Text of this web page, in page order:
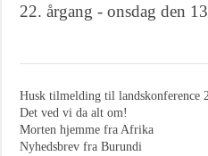
22. årgang - onsdag den
Husk tilmelding til landskonference
Det ved vi da alt om!
Morten hjemme fra Afrika
Nyhedsbrev fra Burundi